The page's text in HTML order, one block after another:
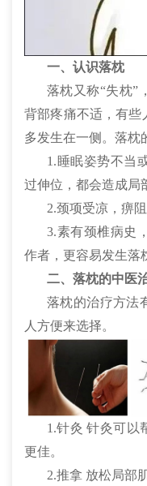
一、认识落枕
落枕又称“失枕”
背部疼痛不适，有些
多发生在一侧。落枕
1.睡眠姿势不当
过伸位，都会造成局
2.颈项受凉，痹
3.素有颈椎病史
作者，更容易发生落
二、落枕的中医
落枕的治疗方法
人方便来选择。
1.针灸 针灸可以
更佳。
2.推拿 放松局部